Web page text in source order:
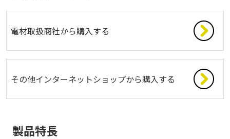
電材取扱商社から購入する
その他インターネットショップから購入する
製品特長